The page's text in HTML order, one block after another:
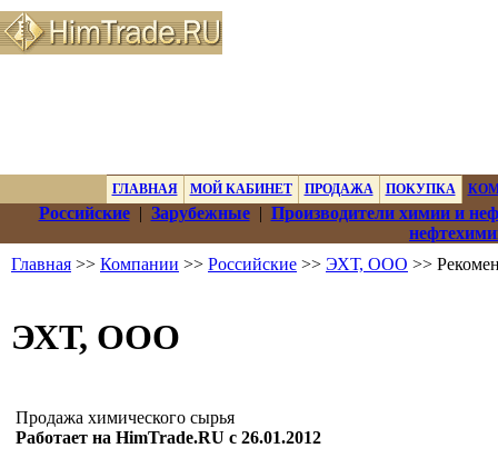
ГЛАВНАЯ МОЙ КАБИНЕТ ПРОДАЖА ПОКУПКА
Российские| Зарубежные| Производители химии и
Главная >> Компании >> Российские >> ЭХТ, ООО >>
ЭХТ, ООО
Продажа химического сырья
Работает на HimTrade.RU с 26.01.2012